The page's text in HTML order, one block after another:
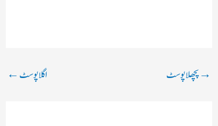
→پچھلا پوسٹ اگلا پوسٹ←